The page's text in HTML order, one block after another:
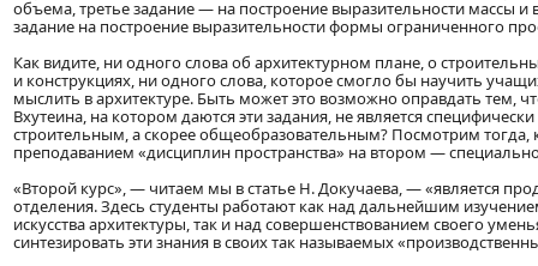
объема, третье задание — на построение выразительности массы и
задание на построение выразительности формы ограниченного
Как видите, ни одного слова об архитектурном плане, о
и конструкциях, ни одного слова, которое смогло бы научить
мыслить в архитектуре. Быть может это возможно оправдать тем,
Вхутеина, на котором даются эти задания, не является
строительным, а скорее общеобразовательным? Посмотрим тогда,
преподаванием «дисциплин пространства» на втором —
«Второй курс», — читаем мы в статье Н. Докучаева, — «является
отделения. Здесь студенты работают как над дальнейшим
искусства архитектуры, так и над совершенствованием своего
синтезировать эти знания в своих так называемых